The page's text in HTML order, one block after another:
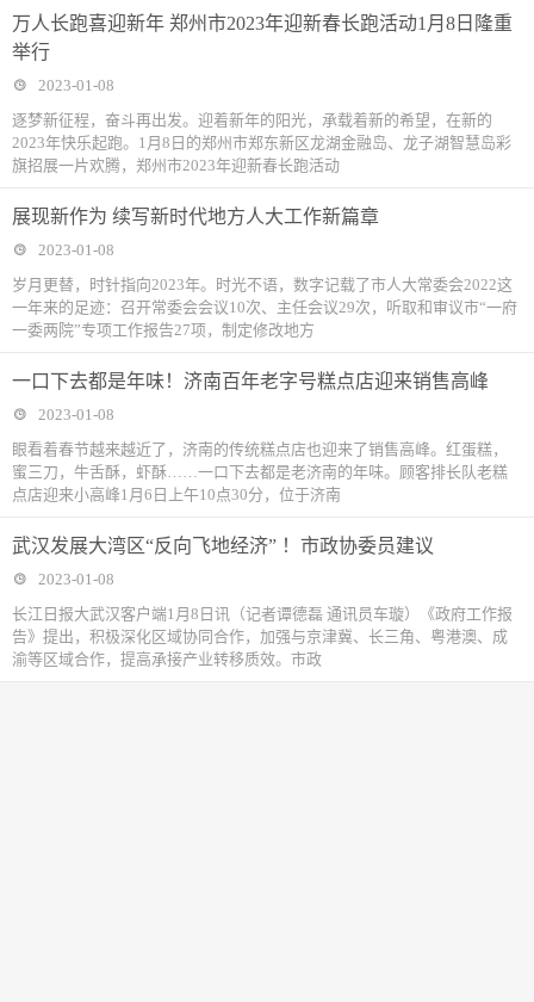
万人长跑喜迎新年 郑州市2023年迎新春长跑活动1月8日隆重
举行
2023-01-08
逐梦新征程，奋斗再出发。迎着新年的阳光，承载着新的希望，在新的
2023年快乐起跑。1月8日的郑州市郑东新区龙湖金融岛、龙子湖智慧岛彩
旗招展一片欢腾，郑州市2023年迎新春长跑活动
展现新作为 续写新时代地方人大工作新篇章
2023-01-08
岁月更替，时针指向2023年。时光不语，数字记载了市人大常委会2022这
一年来的足迹：召开常委会会议10次、主任会议29次，听取和审议市“一府
一委两院”专项工作报告27项，制定修改地方
一口下去都是年味！济南百年老字号糕点店迎来销售高峰
2023-01-08
眼看着春节越来越近了，济南的传统糕点店也迎来了销售高峰。红蛋糕，
蜜三刀，牛舌酥，虾酥……一口下去都是老济南的年味。顾客排长队老糕
点店迎来小高峰1月6日上午10点30分，位于济南
武汉发展大湾区“反向飞地经济” ！市政协委员建议
2023-01-08
长江日报大武汉客户端1月8日讯（记者谭德磊 通讯员车璇）《政府工作报
告》提出，积极深化区域协同合作，加强与京津冀、长三角、粤港澳、成
渝等区域合作，提高承接产业转移质效。市政